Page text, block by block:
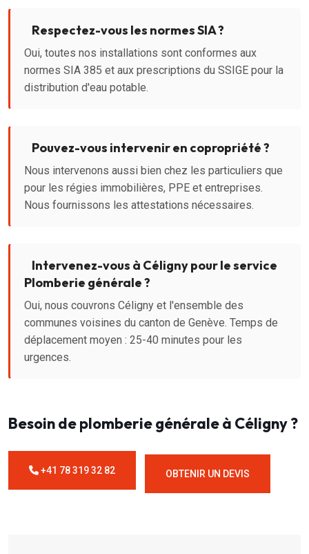
Respectez-vous les normes SIA ?
Oui, toutes nos installations sont conformes aux
normes SIA 385 et aux prescriptions du SSIGE pour la
distribution d'eau potable.
Pouvez-vous intervenir en copropriété ?
Nous intervenons aussi bien chez les particuliers que
pour les régies immobilières, PPE et entreprises.
Nous fournissons les attestations nécessaires.
Intervenez-vous à Céligny pour le service
Plomberie générale ?
Oui, nous couvrons Céligny et l'ensemble des
communes voisines du canton de Genève. Temps de
déplacement moyen : 25-40 minutes pour les
urgences.
Besoin de plomberie générale à Céligny ?
+41 78 319 32 82 OBTENIR UN DEVIS